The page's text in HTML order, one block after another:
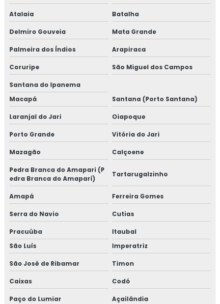
Atalaia Batalha
Delmiro Gouveia Mata Grande
Palmeira dos Índios Arapiraca
Coruripe São Miguel dos Campos
Santana do Ipanema
Macapá
Santana (Porto Santana)
Laranjal do Jari Oiapoque
Porto Grande Vitória do Jari
Mazagão Calçoene
Pedra Branca do Amapari (P
edra Branca do Amaparí)
Tartarugalzinho
Amapá Ferreira Gomes
Serra do Navio Cutias
Pracuúba
Itaubal
São Luís
Imperatriz
São José de Ribamar Timon
Caixas Codó
Paço do Lumiar Açailândia